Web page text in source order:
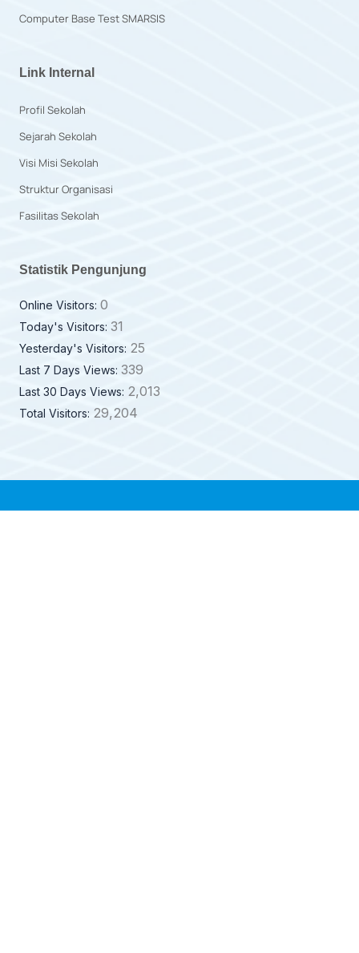
Computer Base Test SMARSIS
Link Internal
Profil Sekolah
Sejarah Sekolah
Visi Misi Sekolah
Struktur Organisasi
Fasilitas Sekolah
Statistik Pengunjung
Online Visitors: 0
Today's Visitors: 31
Yesterday's Visitors: 25
Last 7 Days Views: 339
Last 30 Days Views: 2,013
Total Visitors: 29,204